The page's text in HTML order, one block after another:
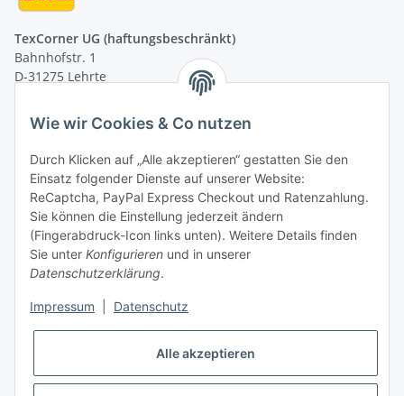
TexCorner UG (haftungsbeschränkt)
Bahnhofstr. 1
D-31275 Lehrte
von 09:00 - 13:00 Uhr
Tel: +49 (0) 5132 8230689
Fax: +49 (0) 5132 8230693
E-Mail:mail@texcorner.de
Vertrag widerrufen
Wie wir Cookies & Co nutzen
Durch Klicken auf „Alle akzeptieren“ gestatten Sie den
Einsatz folgender Dienste auf unserer Website:
ReCaptcha, PayPal Express Checkout und Ratenzahlung.
Sie können die Einstellung jederzeit ändern
(Fingerabdruck-Icon links unten). Weitere Details finden
Sie unter Konfigurieren und in unserer
Datenschutzerklärung.
Impressum Datenschutz
Alle akzeptieren